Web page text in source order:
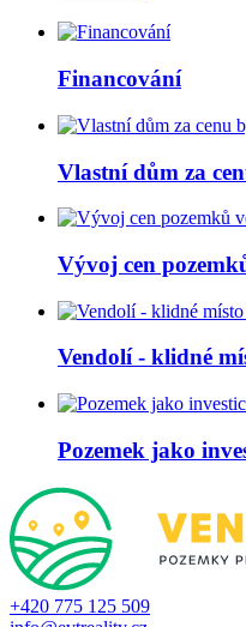
Financování
Vlastní dům za
Vývoj cen
Vendolí - klidné
Pozemek jako
+420 775 125 509